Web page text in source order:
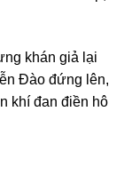
khán giả lại
Đào đứng lên,
khí đan điền hô